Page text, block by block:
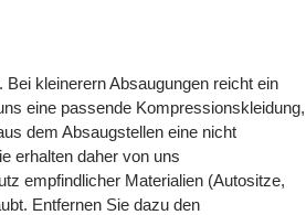
kleinerern Absaugungen reicht ein
eine passende Kompressionskleidung,
dem Absaugstellen eine nicht
erhalten daher von uns
empfindlicher Materialien (Autositze,
Entfernen Sie dazu den